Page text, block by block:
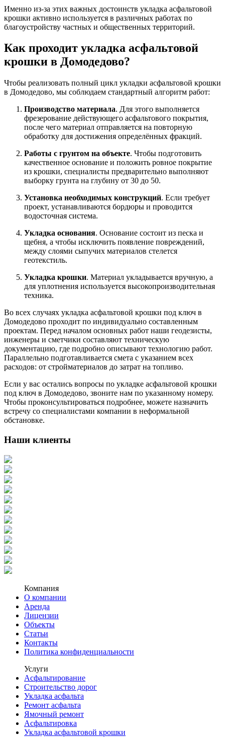
Именно из-за этих важных достоинств укладка асфальтовой
крошки активно используется в различных работах по
благоустройству частных и общественных территорий.
Как проходит укладка асфальтовой
крошки в Домодедово?
Чтобы реализовать полный цикл укладки асфальтовой крошки
в Домодедово, мы соблюдаем стандартный алгоритм работ:
Производство материала. Для этого выполняется
фрезерование действующего асфальтового покрытия,
после чего материал отправляется на повторную
обработку для достижения определённых фракций.
Работы с грунтом на объекте. Чтобы подготовить
качественное основание и положить ровное покрытие
из крошки, специалисты предварительно выполняют
выборку грунта на глубину от 30 до 50.
Установка необходимых конструкций. Если требует
проект, устанавливаются бордюры и проводится
водосточная система.
Укладка основания. Основание состоит из песка и
щебня, а чтобы исключить появление повреждений,
между слоями сыпучих материалов стелется
геотекстиль.
Укладка крошки. Материал укладывается вручную, а
для уплотнения используется высокопроизводительная
техника.
Во всех случаях укладка асфальтовой крошки под ключ в
Домодедово проходит по индивидуально составленным
проектам. Перед началом основных работ наши геодезисты,
инженеры и сметчики составляют техническую
документацию, где подробно описывают технологию работ.
Параллельно подготавливается смета с указанием всех
расходов: от стройматериалов до затрат на топливо.
Если у вас остались вопросы по укладке асфальтовой крошки
под ключ в Домодедово, звоните нам по указанному номеру.
Чтобы проконсультироваться подробнее, можете назначить
встречу со специалистами компании в неформальной
обстановке.
Наши клиенты
Компания
О компании
Аренда
Лицензии
Объекты
Статьи
Контакты
Политика конфиденциальности
Услуги
Асфальтирование
Строительство дорог
Укладка асфальта
Ремонт асфальта
Ямочный ремонт
Асфальтировка
Укладка асфальтовой крошки